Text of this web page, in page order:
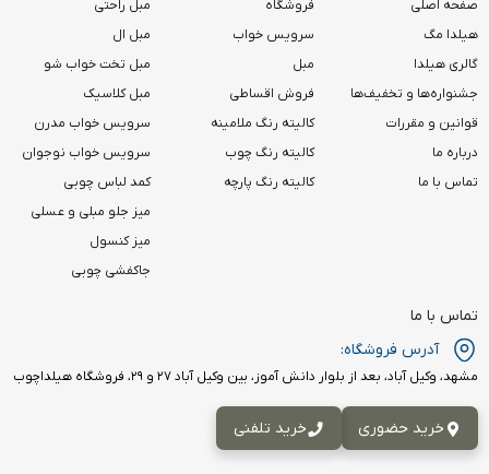
صفحه اصلی
هیلدا مگ
گالری هیلدا
جشنواره‌ها و تخفیف‌ها
قوانین و مقررات
درباره ما
تماس با ما
فروشگاه
سرویس خواب
مبل
فروش اقساطی
کالیته رنگ ملامینه
کالیته رنگ چوب
کالیته رنگ پارچه
مبل راحتی
مبل ال
مبل تخت خواب شو
مبل کلاسیک
سرویس خواب مدرن
سرویس خواب نوجوان
کمد لباس چوبی
میز جلو مبلی و عسلی
میز کنسول
جاکفشی چوبی
تماس با ما
آدرس فروشگاه:
مشهد، وکیل آباد، بعد از بلوار دانش آموز، بین وکیل آباد ۲۷ و ۲۹، فروشگاه هیلداچوب
خرید حضوری خرید تلفنی